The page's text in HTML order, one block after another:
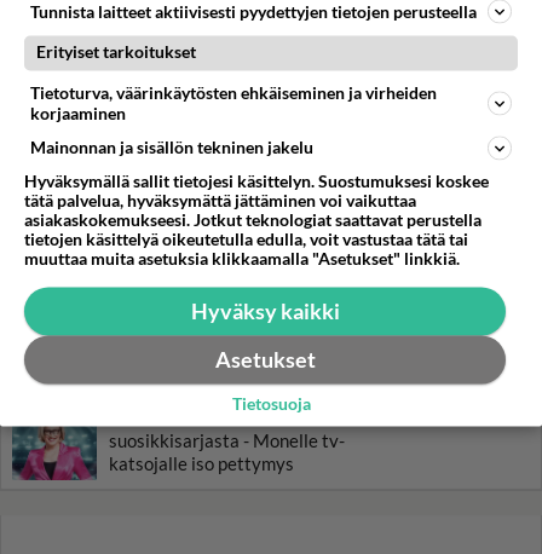
Muistatko? Kädestä suuhun
elävä Satu sai jättimäisen
rahasalkun Henry-
miljonääriltä
ja Noora Louhimo vihdoinkin
yhdessä - Tätä moni jo odotti
Tiesitkö? Martina Aitolehden
isäpuoli on tämä suosittu
Kun yksi kauhallinen ei riitä...
Ikäviä uutisia Elämäni biisi -
suosikkisarjasta - Monelle tv-
katsojalle iso pettymys
Tunnista laitteet aktiivisesti pyydettyjen tietojen perusteella
Erityiset tarkoitukset
Tietoturva, väärinkäytösten ehkäiseminen ja virheiden
korjaaminen
Mainonnan ja sisällön tekninen jakelu
Hyväksymällä sallit tietojesi käsittelyn. Suostumuksesi koskee
tätä palvelua, hyväksymättä jättäminen voi vaikuttaa
asiakaskokemukseesi. Jotkut teknologiat saattavat perustella
tietojen käsittelyä oikeutetulla edulla, voit vastustaa tätä tai
muuttaa muita asetuksia klikkaamalla "Asetukset" linkkiä.
Hyväksy kaikki
Asetukset
Tietosuoja